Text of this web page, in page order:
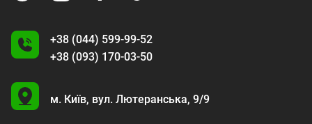
+38 (044) 599-99-52
+38 (093) 170-03-50
U
м. Київ, вул. Лютеранська, 9/9